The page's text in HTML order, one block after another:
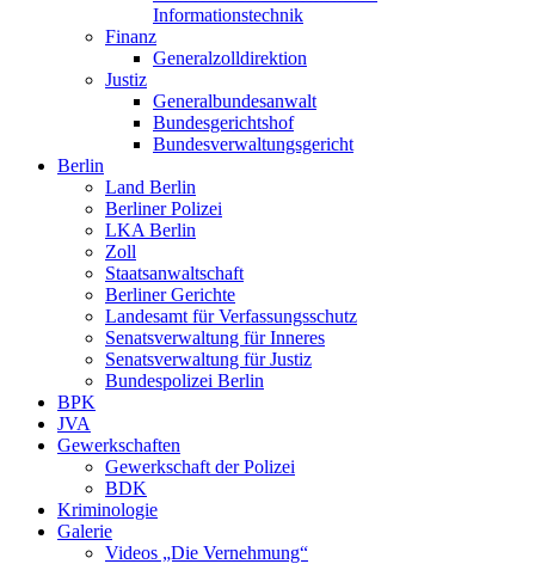
Informationstechnik
Finanz
Generalzolldirektion
Justiz
Generalbundesanwalt
Bundesgerichtshof
Bundesverwaltungsgericht
Berlin
Land Berlin
Berliner Polizei
LKA Berlin
Zoll
Staatsanwaltschaft
Berliner Gerichte
Landesamt für Verfassungsschutz
Senatsverwaltung für Inneres
Senatsverwaltung für Justiz
Bundespolizei Berlin
BPK
JVA
Gewerkschaften
Gewerkschaft der Polizei
BDK
Kriminologie
Galerie
Videos „Die Vernehmung“